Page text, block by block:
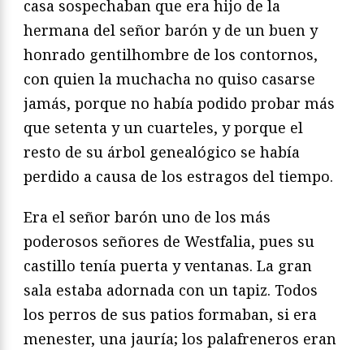
casa sospechaban que era hijo de la
hermana del señor barón y de un buen y
honrado gentilhombre de los contornos,
con quien la muchacha no quiso casarse
jamás, porque no había podido probar más
que setenta y un cuarteles, y porque el
resto de su árbol genealógico se había
perdido a causa de los estragos del tiempo.
Era el señor barón uno de los más
poderosos señores de Westfalia, pues su
castillo tenía puerta y ventanas. La gran
sala estaba adornada con un tapiz. Todos
los perros de sus patios formaban, si era
menester, una jauría; los palafreneros eran